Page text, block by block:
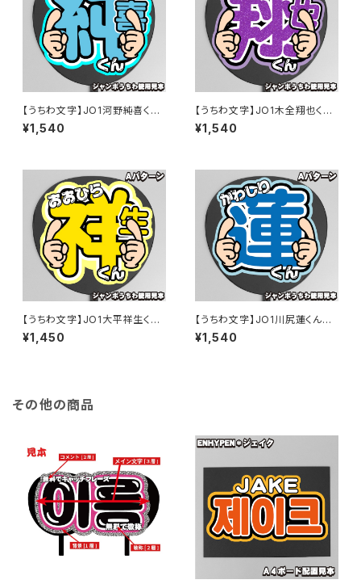
【うちわ文字】JO1河野純喜くん
⑤ Smileスマイル 即納 【JO1】
¥1,540
【うちわ文字】JO1木全翔也くん
⑤ Smileスマイル 即納 【JO1】
¥1,540
【うちわ文字】JO1大平祥生くん
⑤ Smileスマイル 即納 【JO1】
¥1,450
【うちわ文字】JO1川尻蓮くん⑤
Smileスマイル 即納 【JO1】
¥1,540
その他の商品